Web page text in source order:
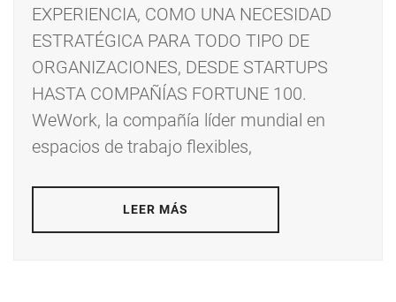
EXPERIENCIA, COMO UNA NECESIDAD
ESTRATÉGICA PARA TODO TIPO DE
ORGANIZACIONES, DESDE STARTUPS
HASTA COMPAÑÍAS FORTUNE 100.
WeWork, la compañía líder mundial en
espacios de trabajo flexibles,
LEER MÁS